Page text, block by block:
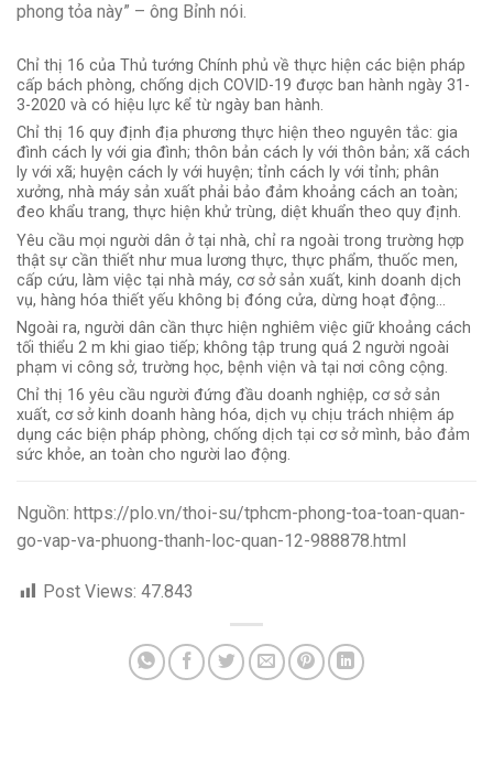
phong tỏa này” – ông Bỉnh nói.
Chỉ thị 16 của Thủ tướng Chính phủ về thực hiện các biện pháp
cấp bách phòng, chống dịch COVID-19 được ban hành ngày 31-
3-2020 và có hiệu lực kể từ ngày ban hành.
Chỉ thị 16 quy định địa phương thực hiện theo nguyên tắc: gia
đình cách ly với gia đình; thôn bản cách ly với thôn bản; xã cách
ly với xã; huyện cách ly với huyện; tỉnh cách ly với tỉnh; phân
xưởng, nhà máy sản xuất phải bảo đảm khoảng cách an toàn;
đeo khẩu trang, thực hiện khử trùng, diệt khuẩn theo quy định.
Yêu cầu mọi người dân ở tại nhà, chỉ ra ngoài trong trường hợp
thật sự cần thiết như mua lương thực, thực phẩm, thuốc men,
cấp cứu, làm việc tại nhà máy, cơ sở sản xuất, kinh doanh dịch
vụ, hàng hóa thiết yếu không bị đóng cửa, dừng hoạt động…
Ngoài ra, người dân cần thực hiện nghiêm việc giữ khoảng cách
tối thiểu 2 m khi giao tiếp; không tập trung quá 2 người ngoài
phạm vi công sở, trường học, bệnh viện và tại nơi công cộng.
Chỉ thị 16 yêu cầu người đứng đầu doanh nghiệp, cơ sở sản
xuất, cơ sở kinh doanh hàng hóa, dịch vụ chịu trách nhiệm áp
dụng các biện pháp phòng, chống dịch tại cơ sở mình, bảo đảm
sức khỏe, an toàn cho người lao động.
Nguồn: https://plo.vn/thoi-su/tphcm-phong-toa-toan-quan-
go-vap-va-phuong-thanh-loc-quan-12-988878.html
Post Views: 47.843